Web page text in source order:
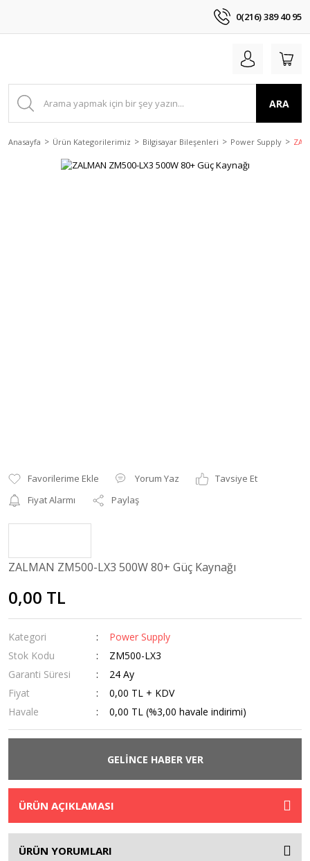
0(216) 389 40 95
ARA
Anasayfa Ürün Kategorilerimiz Bilgisayar Bileşenleri Power Supply
Yorum Yaz
Tavsiye Et
Fiyat Alarmı
Paylaş
ZALMAN ZM500-LX3 500W 80+ Güç Kaynağı
0,00 TL
Kategori
Power Supply
Stok Kodu
ZM500-LX3
Garanti Süresi
24 Ay
Fiyat
0,00 TL + KDV
Havale
0,00 TL (%3,00 havale indirimi)
GELİNCE HABER VER
ÜRÜN AÇIKLAMASI
ÜRÜN YORUMLARI